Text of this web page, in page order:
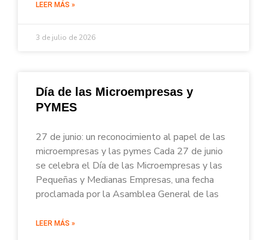
LEER MÁS »
3 de julio de 2026
Día de las Microempresas y
PYMES
27 de junio: un reconocimiento al papel de las
microempresas y las pymes Cada 27 de junio
se celebra el Día de las Microempresas y las
Pequeñas y Medianas Empresas, una fecha
proclamada por la Asamblea General de las
LEER MÁS »